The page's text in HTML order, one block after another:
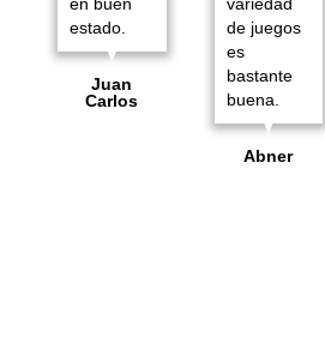
estado.
Juan
Carlos
de juegos
es
bastante
buena.
Abner